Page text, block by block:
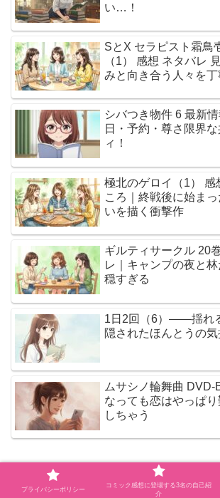
い…！
SとX セラピスト霜鳥
（1） 感想 ネタバレ
みと向き合う人々を
シバつき物件 6 最新
日・予約・尊さ限界
ィ！
極北のゲロイ（1） 感
ころ｜終戦後に始ま
いを描く衝撃作
ギルティサークル 20
レ｜キャンプの夜と
穏すぎる
1日2回（6）――揺れ
隠されたほんとうの気
ムサシノ輪舞曲 DVD-
なっても恋はやっぱ
しちゃう
人気記事（本日）
プライバシーポリシー
コミック感想に登場する3名の自己紹
介